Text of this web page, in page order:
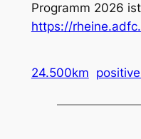
Programm 2026
https://
24.500km